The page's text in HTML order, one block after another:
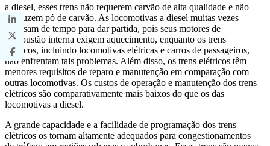
a diesel, esses trens não requerem carvão de alta qualidade e não
produzem pó de carvão. As locomotivas a diesel muitas vezes
precisam de tempo para dar partida, pois seus motores de
combustão interna exigem aquecimento, enquanto os trens
elétricos, incluindo locomotivas elétricas e carros de passageiros,
não enfrentam tais problemas. Além disso, os trens elétricos têm
menores requisitos de reparo e manutenção em comparação com
outras locomotivas. Os custos de operação e manutenção dos trens
elétricos são comparativamente mais baixos do que os das
locomotivas a diesel.
A grande capacidade e a facilidade de programação dos trens
elétricos os tornam altamente adequados para congestionamentos